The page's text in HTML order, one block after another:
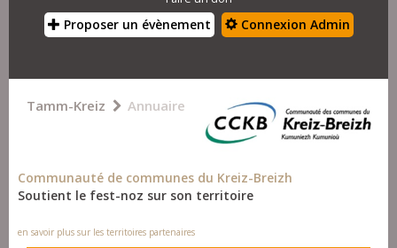
Proposer un évènement Connexion Admin
Tamm-Kreiz Annuaire
Communauté de communes du Kreiz-Breizh
Soutient le fest-noz sur son territoire
en savoir plus sur les territoires partenaires